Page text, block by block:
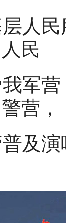
人
民
军
营，
及